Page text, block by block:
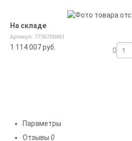
На складе
Артикул: 7736700461
1 114 007руб.
Параметры
Отзывы 0